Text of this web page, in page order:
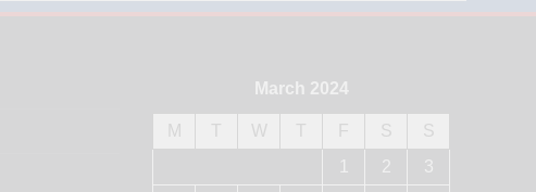
March 2024
M T W T F S
S
2
3